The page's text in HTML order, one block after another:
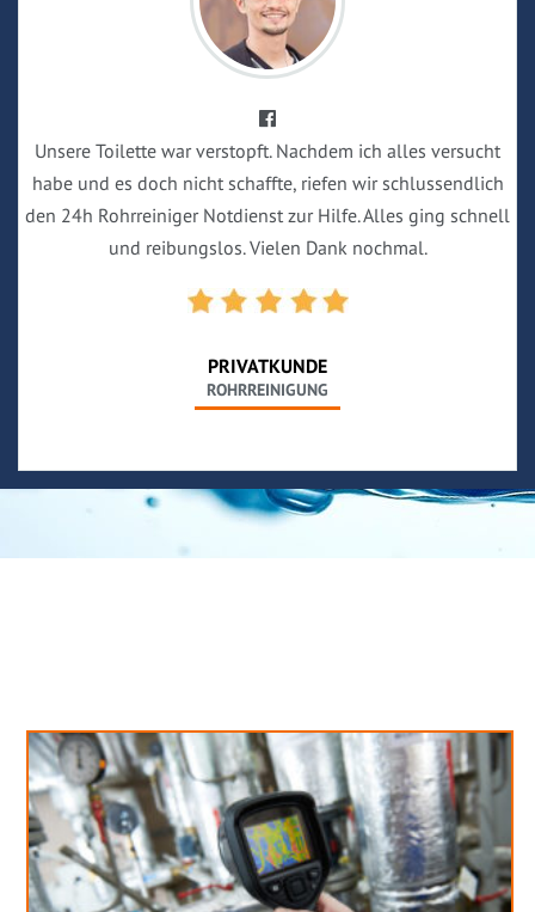
Unsere Toilette war verstopft. Nachdem ich alles versucht
habe und es doch nicht schaffte, riefen wir schlussendlich
den 24h Rohrreiniger Notdienst zur Hilfe. Alles ging schnell
und reibungslos. Vielen Dank nochmal.
PRIVATKUNDE
ROHRREINIGUNG